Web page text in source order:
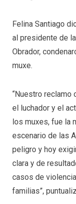
Felina Santiago
al presidente de
Obrador,
muxe.
“Nuestro reclamo
el luchador y el
los muxes, fue la
escenario de las
peligro y hoy
clara y de
casos de
familias”,